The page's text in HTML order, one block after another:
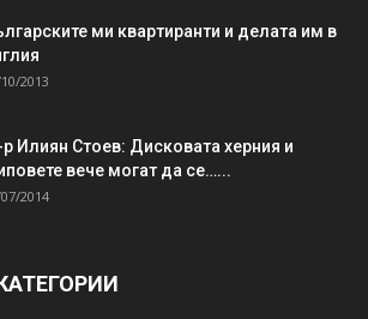
ми квартиранти и делата им в
2013
Илиян Стоев: Дисковата херния и
вече могат да се…...
2014